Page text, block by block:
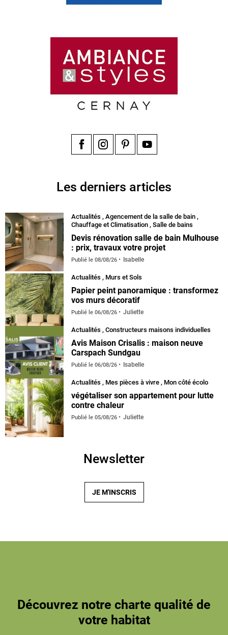
Les derniers articles
Actualités , Agencement de la salle de bain ,
Chauffage et Climatisation , Salle de bains
Devis rénovation salle de bain Mulhouse
: prix, travaux votre projet
Publié le 08/08/26 Isabelle
Actualités , Murs et Sols
Papier peint panoramique : transformez
vos murs décoratif
Publié le 06/08/26 Juliette
Actualités , Constructeurs maisons individuelles
Avis Maison Crisalis : maison neuve
Carspach Sundgau
Publié le 06/08/26 Isabelle
Actualités , Mes pièces à vivre , Mon côté écolo
végétaliser son appartement pour lutte
contre chaleur
Publié le 05/08/26 Juliette
Newsletter
JE M'INSCRIS
Découvrez notre charte qualité de
votre habitat